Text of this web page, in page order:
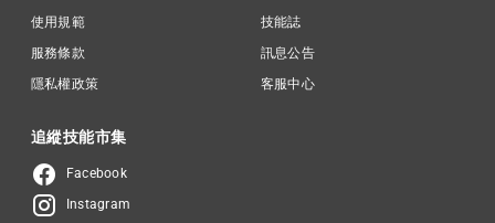
使用規範
服務條款
隱私權政策
技能誌
訊息公告
客服中心
追縱技能市集
Facebook
Instagram